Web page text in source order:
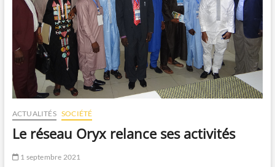
ACTUALITÉS SOCIÉTÉ
Le réseau Oryx relance ses activités
1 septembre 2021